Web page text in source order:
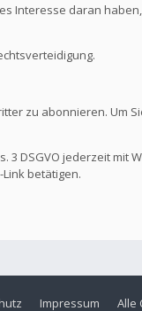
Interesse daran
zu abonnieren. Um
3 DSGVO jederzeit
betätigen.
Alle
Impressum